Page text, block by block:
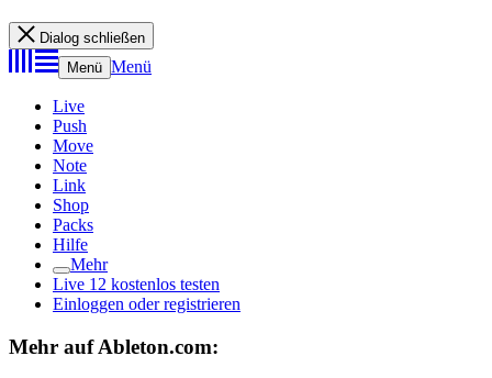
Dialog schließen
Menü Menü
Live
Push
Move
Note
Link
Shop
Packs
Hilfe
Mehr
Live 12 kostenlos testen
Einloggen oder registrieren
Mehr auf Ableton.com: